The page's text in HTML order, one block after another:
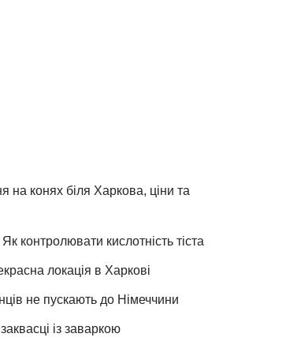
на конях біля Харкова, ціни та
контролювати кислотність тіста
локація в Харкові
не пускають до Німеччини
із заваркою